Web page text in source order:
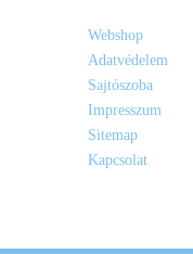
Webshop
Adatvédelem
Sajtószoba
Impresszum
Sitemap
Kapcsolat